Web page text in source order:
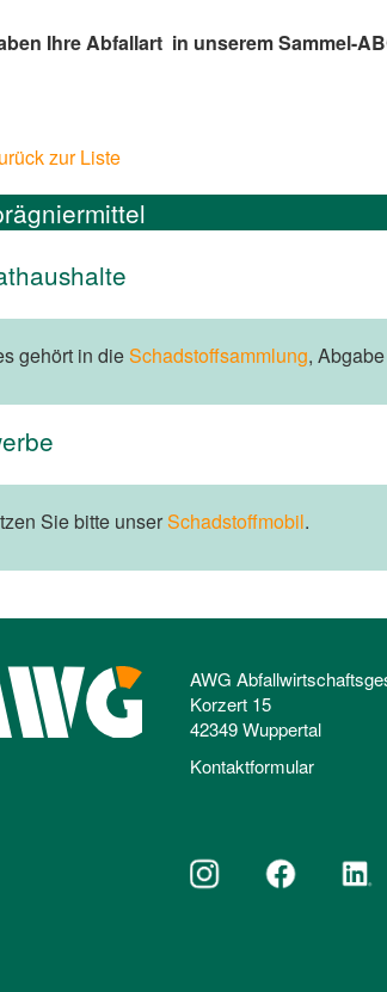
Ihre Abfallart in unserem Sammel-
zur Liste
gehört in dieSchadstoffsammlung,
Sie bitte unserSchadstoffmobil.
AWG
Korzert 15
42349 Wuppertal
Kontaktformular